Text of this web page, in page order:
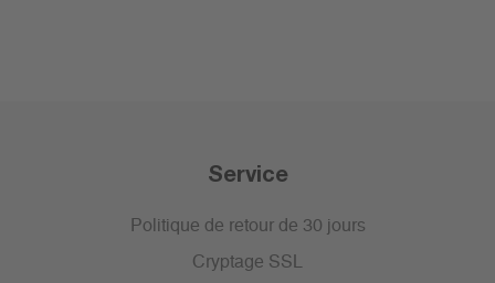
Service
Politique de retour de 30 jours
Cryptage SSL